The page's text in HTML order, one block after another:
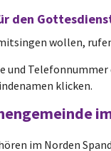
den
wollen,
und
klicken.
im Norden